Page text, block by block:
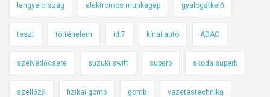
lengyelország elektromos munkagép gyalogátkelő
teszt történelem id.7 kínai autó ADAC
szélvédőcsere suzuki swift superb skoda superb
szellőző fizikai gomb gomb vezetéstechnika